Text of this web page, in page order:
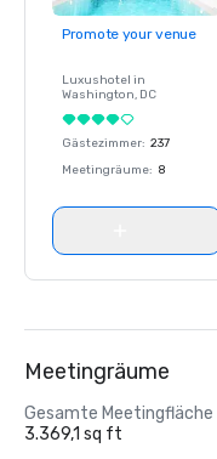
Promote your venue
Luxushotel in
Washington, DC
Gästezimmer: 237
Meetingräume: 8
Meetingräume
Gesamte Meetingfläche
3.369,1 sq ft